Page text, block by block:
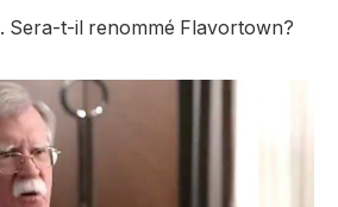
. Sera-t-il renommé Flavortown?